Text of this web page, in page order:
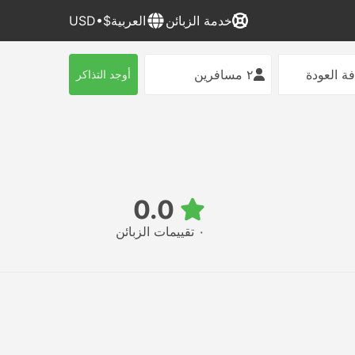
خدمة الزبائن العربية$•USD
العودة ٢ مسافرين أوجد التذاكر
٠ تقييمات الزبائن